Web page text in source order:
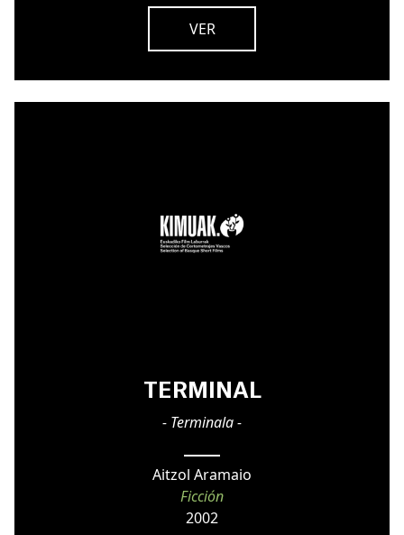
VER
TERMINAL
- Terminala -
Aitzol Aramaio
Ficción
2002